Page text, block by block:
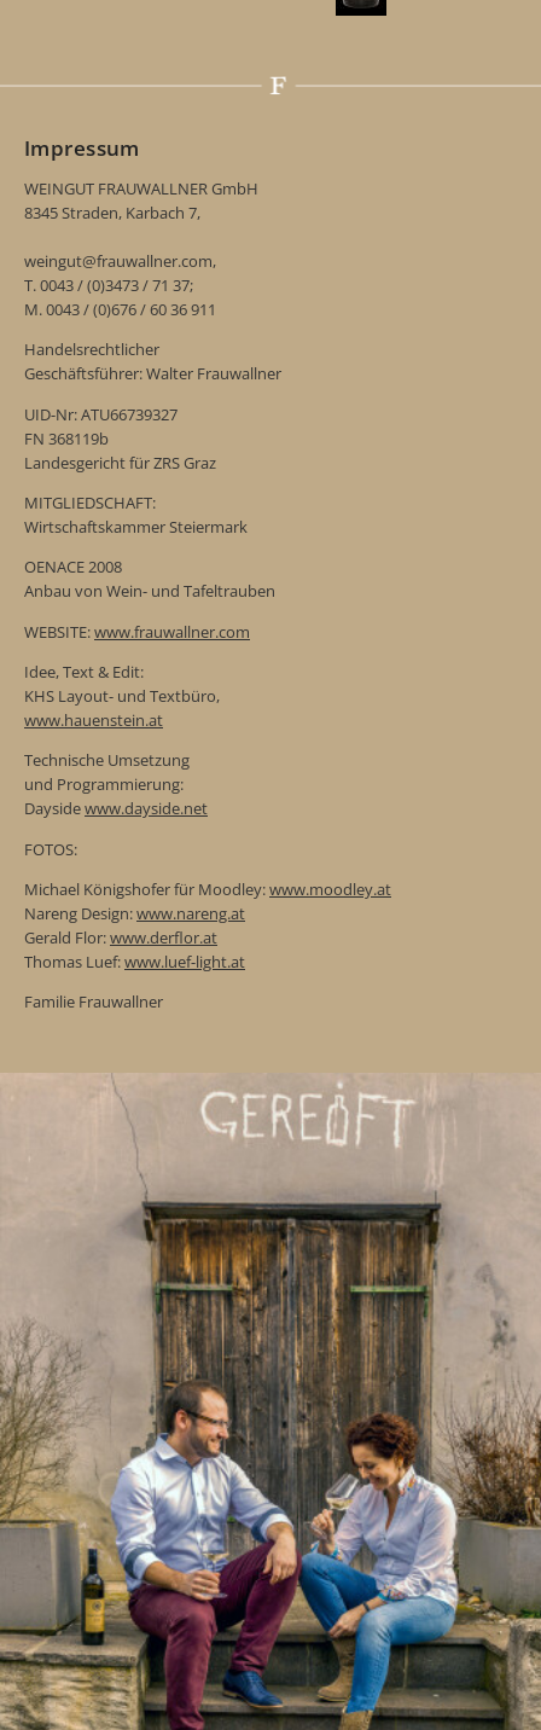
Impressum
WEINGUT FRAUWALLNER GmbH
8345 Straden, Karbach 7,
weingut@frauwallner.com,
T. 0043 / (0)3473 / 71 37;
M. 0043 / (0)676 / 60 36 911
Handelsrechtlicher
Geschäftsführer: Walter Frauwallner
UID-Nr: ATU66739327
FN 368119b
Landesgericht für ZRS Graz
MITGLIEDSCHAFT:
Wirtschaftskammer Steiermark
OENACE 2008
Anbau von Wein- und Tafeltrauben
WEBSITE:www.frauwallner.com
Idee, Text & Edit:
KHS Layout- und Textbüro,
www.hauenstein.at
Technische Umsetzung
und Programmierung:
Daysidewww.dayside.net
FOTOS:
Michael Königshofer für Moodley:www.moodley.at
Nareng Design:www.nareng.at
Gerald Flor:www.derflor.at
Thomas Luef:www.luef-light.at
Familie Frauwallner